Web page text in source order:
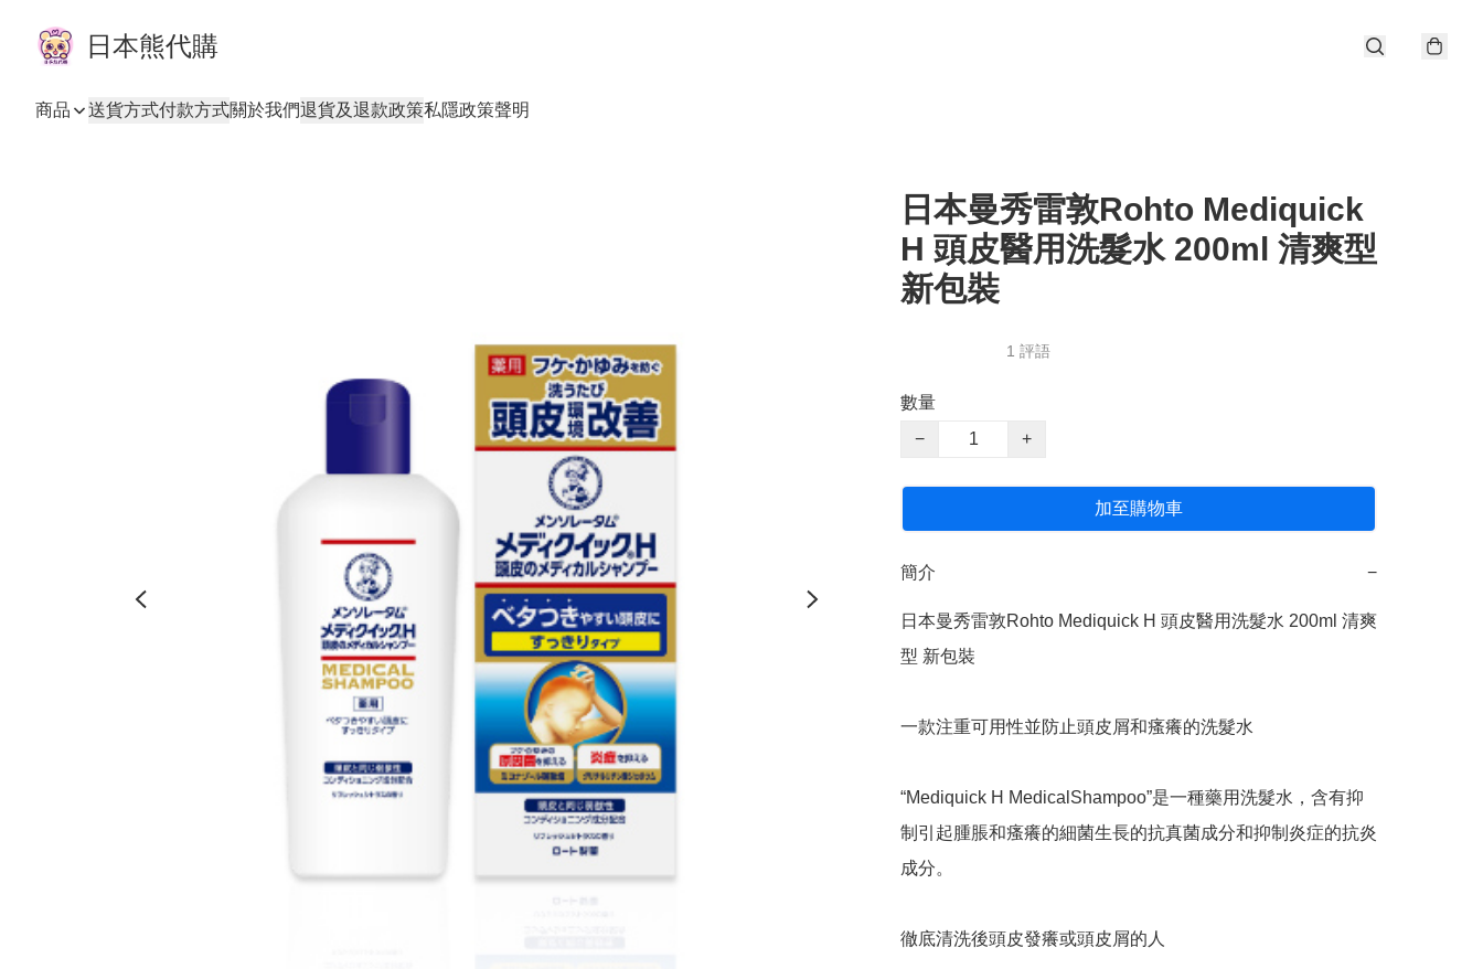
日本熊代購
商品 送貨方式付款方式關於我們退貨及退款政策私隱政策聲明
日本曼秀雷敦Rohto Mediquick
H 頭皮醫用洗髮水 200ml 清爽型
新包裝
1 評語
數量
−
+
加至購物車
簡介 −
日本曼秀雷敦Rohto Mediquick H 頭皮醫用洗髮水 200ml 清爽
型 新包裝
一款注重可用性並防止頭皮屑和瘙癢的洗髮水
“Mediquick H MedicalShampoo”是一種藥用洗髮水，含有抑
制引起腫脹和瘙癢的細菌生長的抗真菌成分和抑制炎症的抗炎
成分。
徹底清洗後頭皮發癢或頭皮屑的人